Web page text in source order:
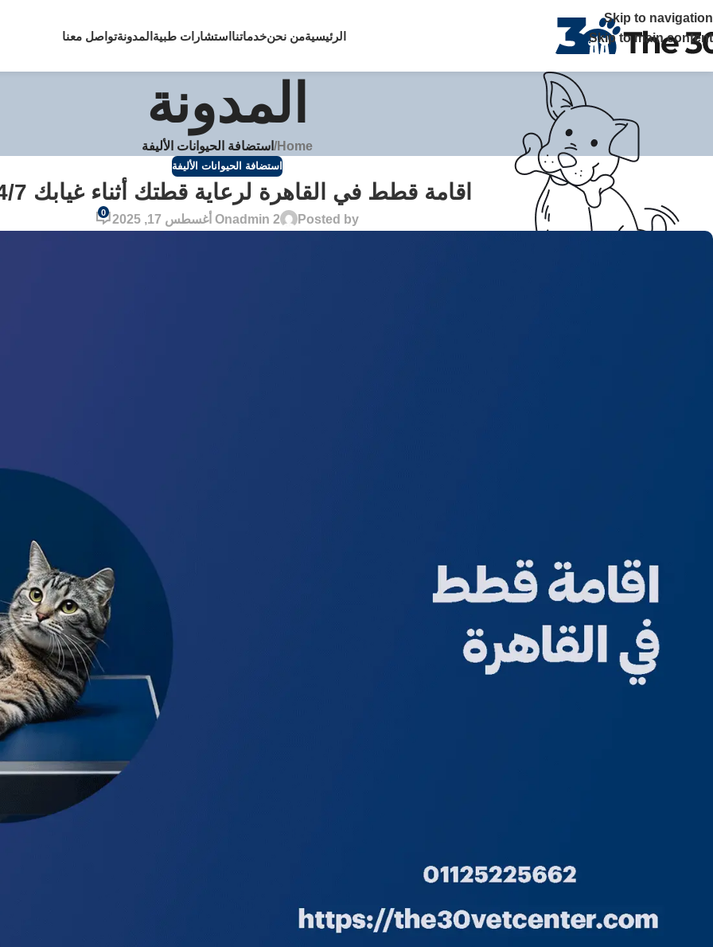
Skip to navigation
Skip to main content
The 30 بتوفر زيارات منزلية علي مدار 24 ساعة ويصلك الطبيب خلال ساعة في القاهرة والجيزة اتصل بنا
الرئيسيةمن نحنخدماتنا استشارات طبية المدونةتواصل معنا
المدونة
Home
/ استضافة الحيوانات الأليفة
استضافة الحيوانات الأليفة
اقامة قطط في القاهرة لرعاية قطتك أثناء غيابك 24/7
Posted by
admin 2On أغسطس 17, 2025
0